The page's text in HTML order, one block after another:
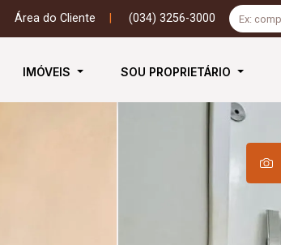
Área do Cliente (034) 3256-3000
IMÓVEIS SOU PROPRIETÁRIO